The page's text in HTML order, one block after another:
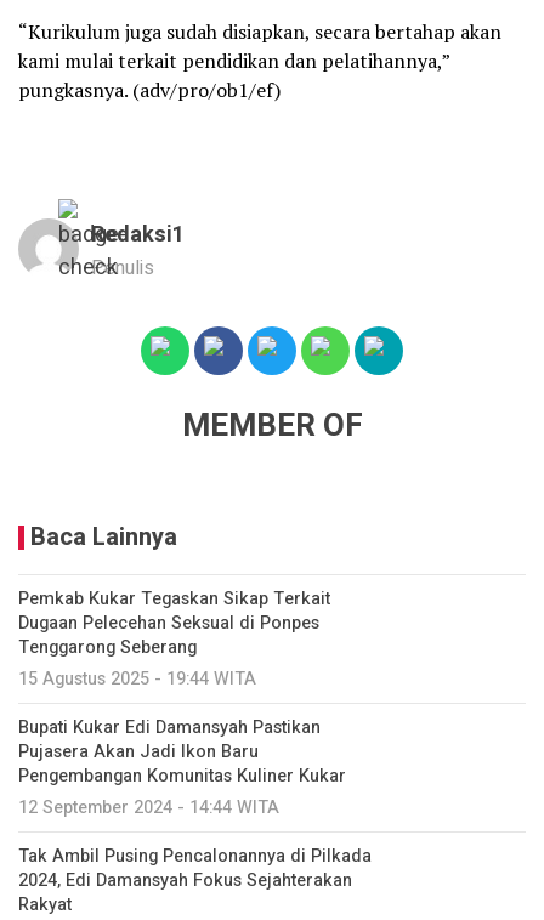
“Kurikulum juga sudah disiapkan, secara bertahap akan
kami mulai terkait pendidikan dan pelatihannya,”
pungkasnya. (adv/pro/ob1/ef)
Redaksi1
Penulis
MEMBER OF
Baca Lainnya
Pemkab Kukar Tegaskan Sikap Terkait
Dugaan Pelecehan Seksual di Ponpes
Tenggarong Seberang
15 Agustus 2025 - 19:44 WITA
Bupati Kukar Edi Damansyah Pastikan
Pujasera Akan Jadi Ikon Baru
Pengembangan Komunitas Kuliner Kukar
12 September 2024 - 14:44 WITA
Tak Ambil Pusing Pencalonannya di Pilkada
2024, Edi Damansyah Fokus Sejahterakan
Rakyat